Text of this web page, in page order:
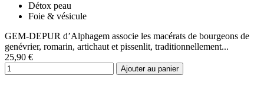
Détox peau
Foie & vésicule
GEM-DEPUR d’Alphagem associe les macérats de bourgeons de
genévrier, romarin, artichaut et pissenlit, traditionnellement...
25,90 €
Ajouter au panier